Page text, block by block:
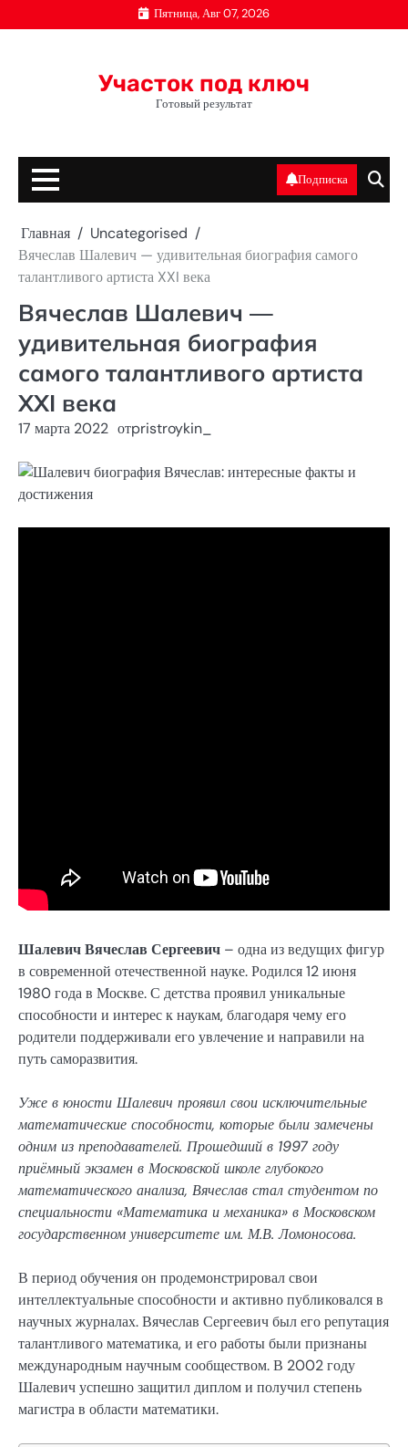
к
Пятница, Авг 07, 2026
Участок под ключ
Готовый результат
Подписка
Главная
Uncategorised
Вячеслав Шалевич — удивительная биография самого
талантливого артиста XXI века
Вячеслав Шалевич —
удивительная биография
самого талантливого артиста
XXI века
17 марта 2022 отpristroykin_
Шалевич Вячеслав Сергеевич – одна из ведущих фигур
в современной отечественной науке. Родился 12 июня
1980 года в Москве. С детства проявил уникальные
способности и интерес к наукам, благодаря чему его
родители поддерживали его увлечение и направили на
путь саморазвития.
Уже в юности Шалевич проявил свои исключительные
математические способности, которые были замечены
одним из преподавателей. Прошедший в 1997 году
приёмный экзамен в Московской школе глубокого
математического анализа, Вячеслав стал студентом по
специальности «Математика и механика» в Московском
государственном университете им. М.В. Ломоносова.
В период обучения он продемонстрировал свои
интеллектуальные способности и активно публиковался в
научных журналах. Вячеслав Сергеевич был его репутация
талантливого математика, и его работы были признаны
международным научным сообществом. В 2002 году
Шалевич успешно защитил диплом и получил степень
магистра в области математики.